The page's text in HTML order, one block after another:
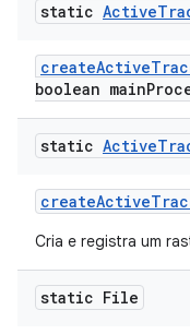
static Active
createActive
boolean main
static Active
createActive
Cria e registra um
static File